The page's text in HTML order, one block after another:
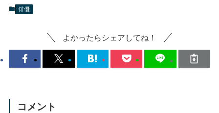
俳優
よかったらシェアしてね！
コメント